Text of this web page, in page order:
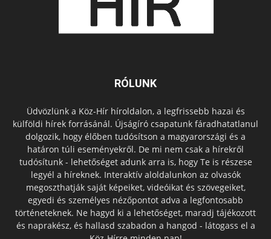
RÓLUNK
Üdvözlünk a Köz-Hír híroldalon, a legfrissebb hazai és
külföldi hírek forrásánál. Újságíró csapatunk fáradhatatlanul
dolgozik, hogy élőben tudósítson a magyarországi és a
határon túli eseményekről. De mi nem csak a hírekről
tudósítunk - lehetőséget adunk arra is, hogy Te is részese
legyél a híreknek. Interaktív aloldalunkon az olvasók
megoszthatják saját képeiket, videóikat és szövegeiket,
egyedi és személyes nézőpontot adva a legfontosabb
történeteknek. Ne hagyd ki a lehetőséget, maradj tájékozott
és naprakész, és hallasd szabadon a hangod - látogass el a